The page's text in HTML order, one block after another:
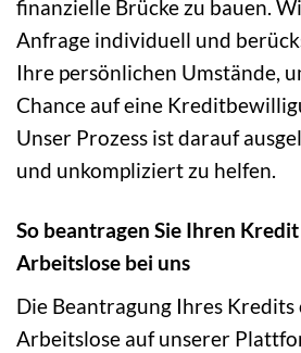
finanzielle Brücke zu bauen.
Anfrage individuell und
Ihre persönlichen Umstände,
Chance auf eine
Unser Prozess ist darauf
und unkompliziert zu helfen.
So beantragen Sie Ihren
Arbeitslose bei uns
Die Beantragung Ihres Kredits
Arbeitslose auf unserer